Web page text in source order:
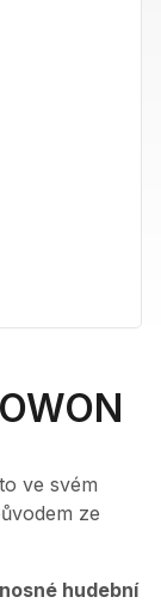
ve svém
ze
hudební